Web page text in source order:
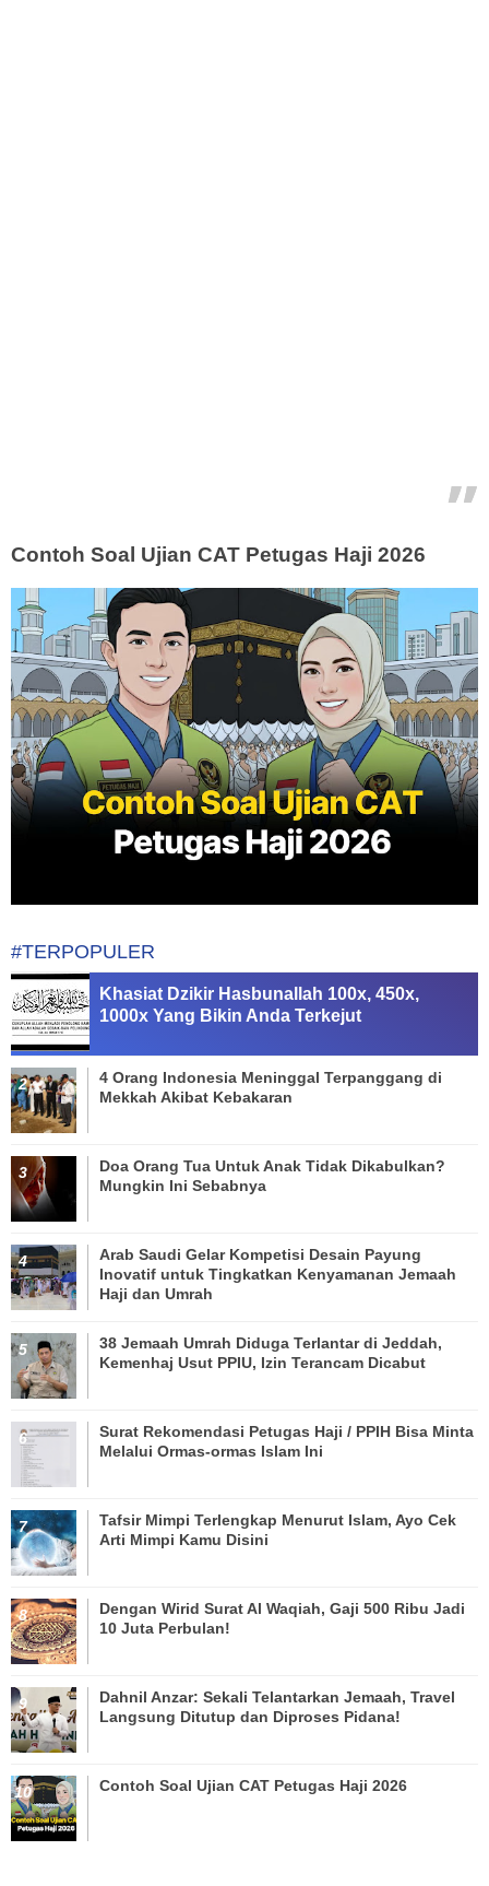
Contoh Soal Ujian CAT Petugas Haji 2026
#TERPOPULER
Khasiat Dzikir Hasbunallah 100x, 450x,
1000x Yang Bikin Anda Terkejut
4 Orang Indonesia Meninggal Terpanggang di
Mekkah Akibat Kebakaran
Doa Orang Tua Untuk Anak Tidak Dikabulkan?
Mungkin Ini Sebabnya
Arab Saudi Gelar Kompetisi Desain Payung
Inovatif untuk Tingkatkan Kenyamanan Jemaah
Haji dan Umrah
38 Jemaah Umrah Diduga Terlantar di Jeddah,
Kemenhaj Usut PPIU, Izin Terancam Dicabut
Surat Rekomendasi Petugas Haji / PPIH Bisa Minta
Melalui Ormas-ormas Islam Ini
Tafsir Mimpi Terlengkap Menurut Islam, Ayo Cek
Arti Mimpi Kamu Disini
Dengan Wirid Surat Al Waqiah, Gaji 500 Ribu Jadi
10 Juta Perbulan!
Dahnil Anzar: Sekali Telantarkan Jemaah, Travel
Langsung Ditutup dan Diproses Pidana!
Contoh Soal Ujian CAT Petugas Haji 2026